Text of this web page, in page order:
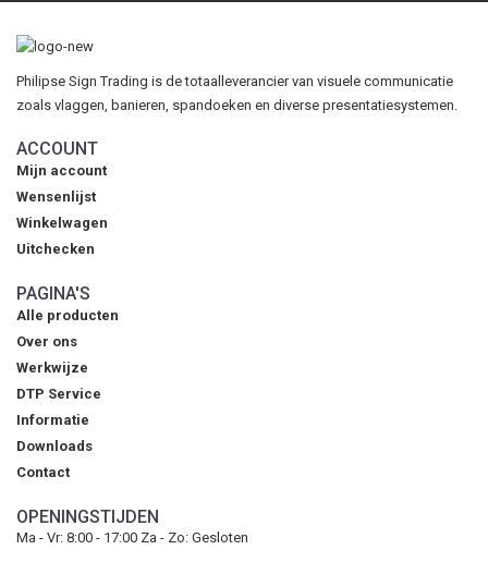
Philipse Sign Trading is de totaalleverancier van visuele communicatie
zoals vlaggen, banieren, spandoeken en diverse presentatiesystemen.
ACCOUNT
Mijn account
Wensenlijst
Winkelwagen
Uitchecken
PAGINA'S
Alle producten
Over ons
Werkwijze
DTP Service
Informatie
Downloads
Contact
OPENINGSTIJDEN
Ma - Vr: 8:00 - 17:00 Za - Zo: Gesloten